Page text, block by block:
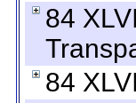
84
84